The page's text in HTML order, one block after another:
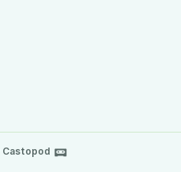
Castopod